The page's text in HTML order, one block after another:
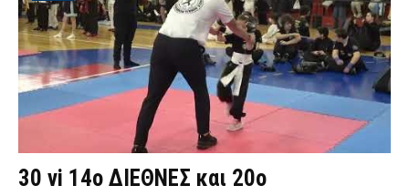
30 vi 14ο ΔΙΕΘΝΕΣ και 20ο